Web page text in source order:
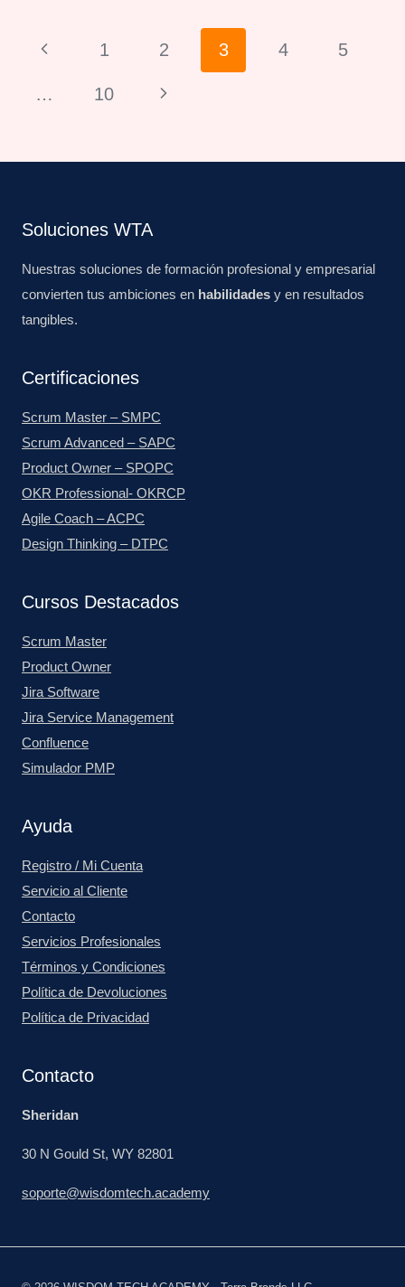
Navegación
Página 1 2 3 4 5
… 10 Siguiente
Soluciones WTA
Nuestras soluciones de formación profesional y empresarial
convierten tus ambiciones en habilidades y en resultados
tangibles.
Certificaciones
Scrum Master – SMPC
Scrum Advanced – SAPC
Product Owner – SPOPC
OKR Professional- OKRCP
Agile Coach – ACPC
Design Thinking – DTPC
Cursos Destacados
Scrum Master
Product Owner
Jira Software
Jira Service Management
Confluence
Simulador PMP
Ayuda
Registro / Mi Cuenta
Servicio al Cliente
Contacto
Servicios Profesionales
Términos y Condiciones
Política de Devoluciones
Política de Privacidad
Contacto
Sheridan
30 N Gould St, WY 82801
soporte@wisdomtech.academy